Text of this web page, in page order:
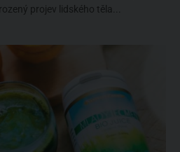
projev lidského těla...